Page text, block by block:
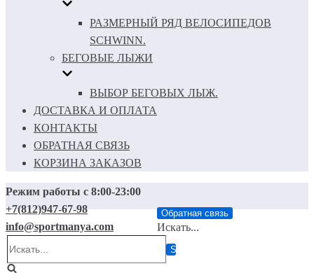
РАЗМЕРНЫЙ РЯД ВЕЛОСИПЕДОВ
SCHWINN.
БЕГОВЫЕ ЛЫЖИ
ВЫБОР БЕГОВЫХ ЛЫЖ.
ДОСТАВКА И ОПЛАТА
КОНТАКТЫ
ОБРАТНАЯ СВЯЗЬ
КОРЗИНА ЗАКАЗОВ
Режим работы с 8:00-23:00
+7(812)947-67-98
info@sportmanya.com
Обратная связь
Искать...